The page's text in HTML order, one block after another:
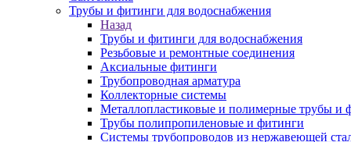
Трубы и фитинги для водоснабжения
Назад
Трубы и фитинги для водоснабжения
Резьбовые и ремонтные соединения
Аксиальные фитинги
Трубопроводная арматура
Коллекторные системы
Металлопластиковые и полимерные трубы и
Трубы полипропиленовые и фитинги
Системы трубопроводов из нержавеющей